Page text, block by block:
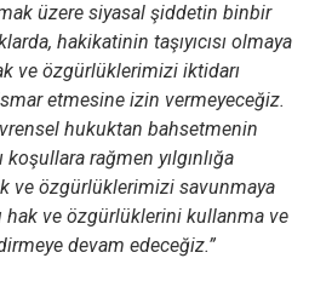
üzere siyasal şiddetin binbir
hakikatinin taşıyıcısı olmaya
ve özgürlüklerimizi iktidarı
etmesine izin vermeyeceğiz.
hukuktan bahsetmenin
koşullara rağmen yılgınlığa
ve özgürlüklerimizi savunmaya
ve özgürlüklerini kullanma ve
devam edeceğiz.”